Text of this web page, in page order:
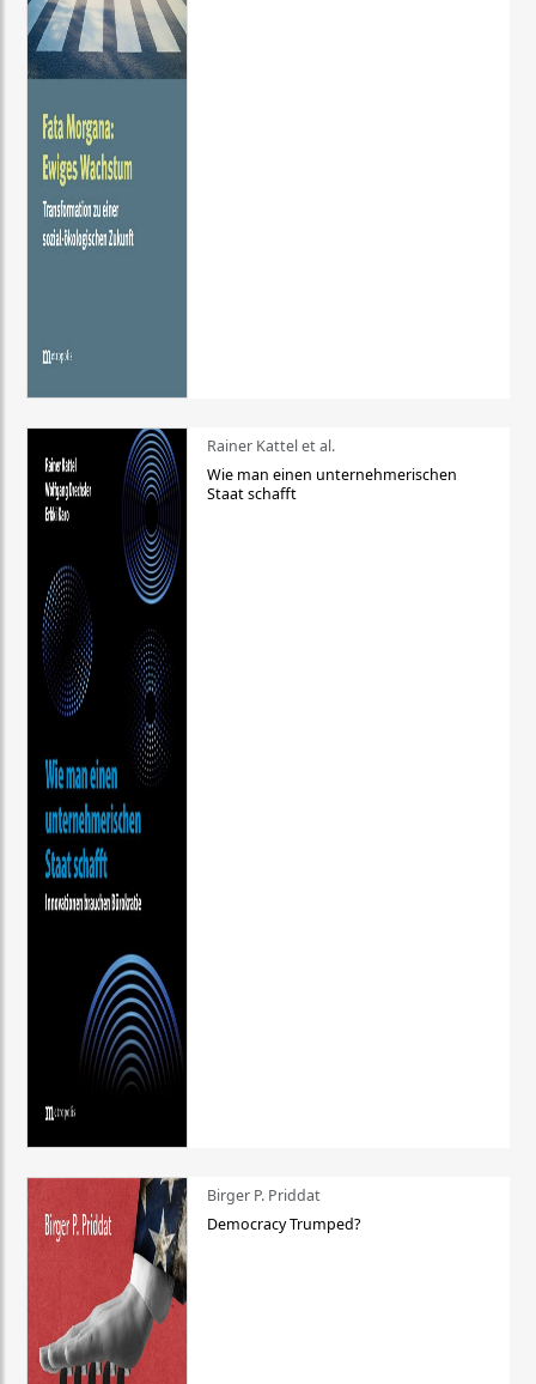
Rainer Kattel et al.
Wie man einen unternehmerischen
Staat schafft
Birger P. Priddat
Democracy Trumped?